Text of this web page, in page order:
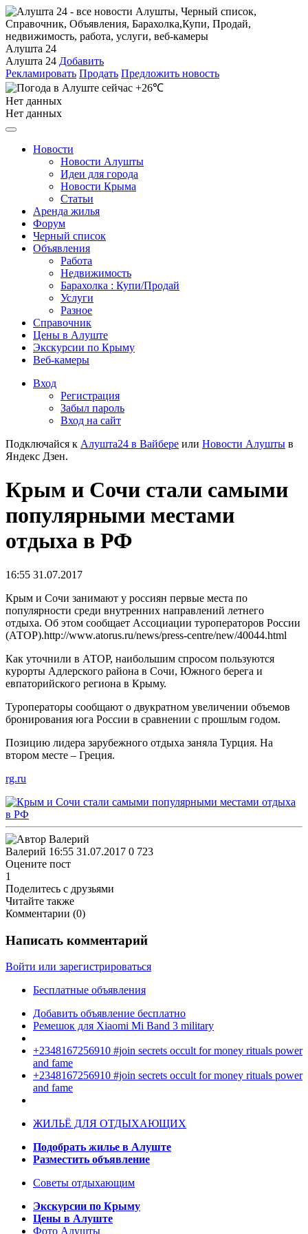
Алушта 24
Алушта 24 Добавить
Рекламировать Продать Предложить новость
+26℃
Нет данных
Нет данных
Новости
Новости Алушты
Идеи для города
Новости Крыма
Статьи
Аренда жилья
Форум
Черный список
Объявления
Работа
Недвижимость
Барахолка : Купи/Продай
Услуги
Разное
Справочник
Цены в Алуште
Экскурсии по Крыму
Веб-камеры
Вход
Регистрация
Забыл пароль
Вход на сайт
Подключайся к Алушта24 в Вайбере или Новости Алушты в
Яндекс Дзен.
Крым и Сочи стали самыми
популярными местами
отдыха в РФ
16:55 31.07.2017
Крым и Сочи занимают у россиян первые места по
популярности среди внутренних направлений летнего
отдыха. Об этом сообщает Ассоциации туроператоров России
(АТОР).http://www.atorus.ru/news/press-centre/new/40044.html
Как уточнили в АТОР, наибольшим спросом пользуются
курорты Адлерского района в Сочи, Южного берега и
евпаторийского региона в Крыму.
Туроператоры сообщают о двукратном увеличении объемов
бронирования юга России в сравнении с прошлым годом.
Позицию лидера зарубежного отдыха заняла Турция. На
втором месте – Греция.
rg.ru
Валерий 16:55 31.07.2017 0 723
Оцените пост
1
Поделитесь с друзьями
Читайте также
Комментарии (0)
Написать комментарий
Войти или зарегистрироваться
Бесплатные объявления
Добавить объявление бесплатно
Ремешок для Xiaomi Mi Band 3 military
+2348167256910 #join secrets occult for money rituals power
and fame
+2348167256910 #join secrets occult for money rituals power
and fame
ЖИЛЬЁ ДЛЯ ОТДЫХАЮЩИХ
Подобрать жилье в Алуште
Разместить объявление
Советы отдыхающим
Экскурсии по Крыму
Цены в Алуште
Фото Алушты